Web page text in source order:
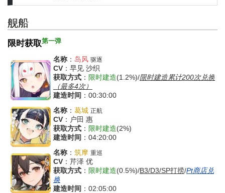
舰船
限时获取第一弹
名称 ： 岛风 驱逐
CV ：早见 沙织
获取方式 ： 限时建造(1.2%)/限时建造累计200次兑换
（最多4次）
建造时间 ：00:30:00
名称 ： 葛城 正航
CV ：户田 惠
获取方式 ： 限时建造(2%)
建造时间 ：04:20:00
名称 ： 筑摩 重巡
CV ：芹泽 优
获取方式 ： 限时建造(0.5%)/B3/D3/SP打捞/Pt商店兑
换
建造时间 ：02:05:00